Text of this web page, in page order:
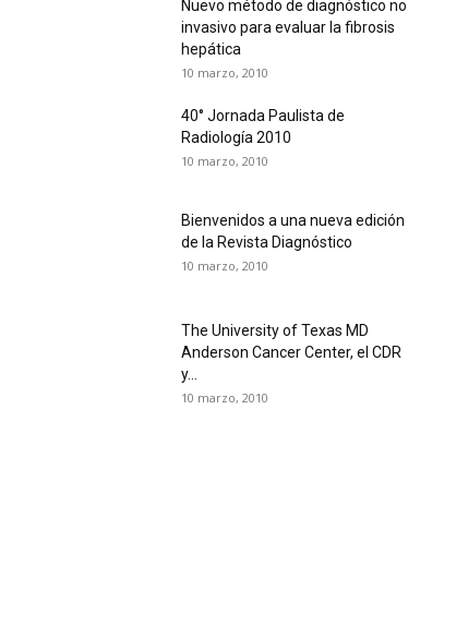
Nuevo método de diagnóstico no
invasivo para evaluar la fibrosis
hepática
10 marzo, 2010
40° Jornada Paulista de
Radiología 2010
10 marzo, 2010
Bienvenidos a una nueva edición
de la Revista Diagnóstico
10 marzo, 2010
The University of Texas MD
Anderson Cancer Center, el CDR
y...
10 marzo, 2010